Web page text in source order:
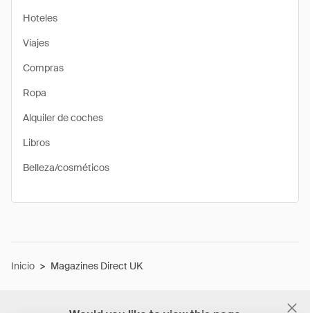
Hoteles
Viajes
Compras
Ropa
Alquiler de coches
Libros
Belleza/cosméticos
Inicio > Magazines Direct UK